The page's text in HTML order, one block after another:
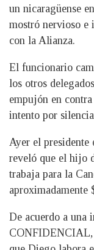
un nicaragüense
mostró nervioso e
con la Alianza.
El funcionario
los otros
empujón en
intento por
Ayer el
reveló que el hijo
trabaja para la
aproximadamente
De acuerdo a una
CONFIDENCIAL,